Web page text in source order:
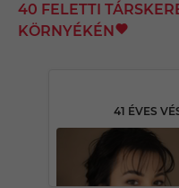
40 FELETTI
KÖRNYÉKÉN
41 ÉVES